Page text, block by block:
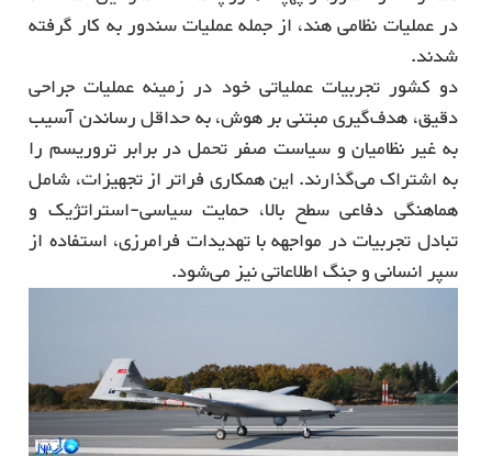
در عملیات نظامی هند، از جمله عملیات سندور به کار گرفته
شدند.
دو کشور تجربیات عملیاتی خود در زمینه عملیات جراحی
دقیق، هدف‌گیری مبتنی بر هوش، به حداقل رساندن آسیب
به غیر نظامیان و سیاست صفر تحمل در برابر تروریسم را
به اشتراک می‌گذارند. این همکاری فراتر از تجهیزات، شامل
هماهنگی دفاعی سطح بالا، حمایت سیاسی-استراتژیک و
تبادل تجربیات در مواجهه با تهدیدات فرامرزی، استفاده از
سپر انسانی و جنگ اطلاعاتی نیز می‌شود.